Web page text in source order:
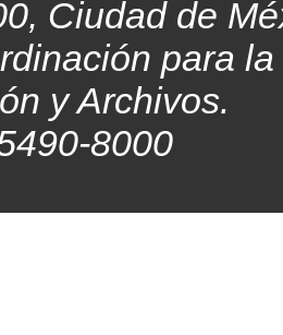
Ciudad de
para
y Archivos.
8000